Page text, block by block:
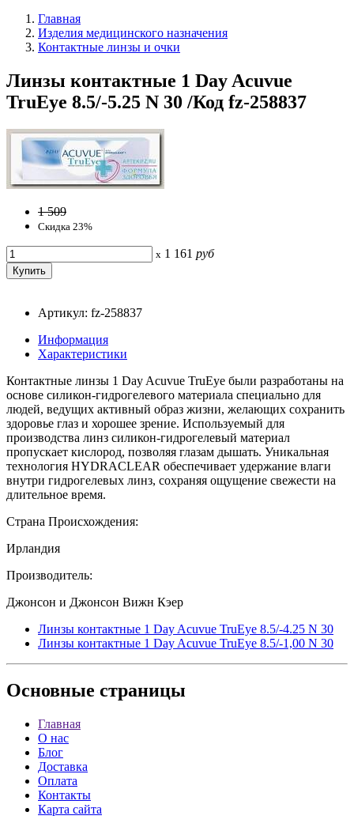
Главная
Изделия медицинского назначения
Контактные линзы и очки
Линзы контактные 1 Day Acuvue
TruEye 8.5/-5.25 N 30 /Код fz-258837
1 509
Скидка 23%
x 1 161 руб
Артикул: fz-258837
Информация
Характеристики
Контактные линзы 1 Day Acuvue TruEye были разработаны на
основе силикон-гидрогелевого материала специально для
людей, ведущих активный образ жизни, желающих сохранить
здоровье глаз и хорошее зрение. Используемый для
производства линз силикон-гидрогелевый материал
пропускает кислород, позволяя глазам дышать. Уникальная
технология HYDRACLEAR обеспечивает удержание влаги
внутри гидрогелевых линз, сохраняя ощущение свежести на
длительное время.
Страна Происхождения:
Ирландия
Производитель:
Джонсон и Джонсон Вижн Кэер
Линзы контактные 1 Day Acuvue TruEye 8.5/-4.25 N 30
Линзы контактные 1 Day Acuvue TruEye 8.5/-1,00 N 30
Основные страницы
Главная
О нас
Блог
Доставка
Оплата
Контакты
Карта сайта